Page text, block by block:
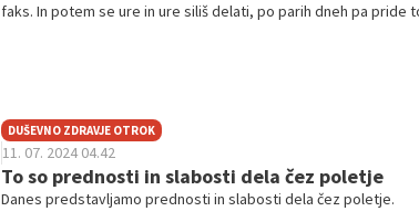
faks. In potem se ure in ure siliš delati, po parih dneh pa pride
DUŠEVNO ZDRAVJE OTROK
11. 07. 2024 04.42
To so prednosti in slabosti dela čez poletje
Danes predstavljamo prednosti in slabosti dela čez poletje.